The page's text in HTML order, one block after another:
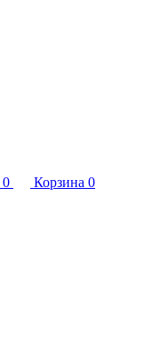
0 Корзина 0